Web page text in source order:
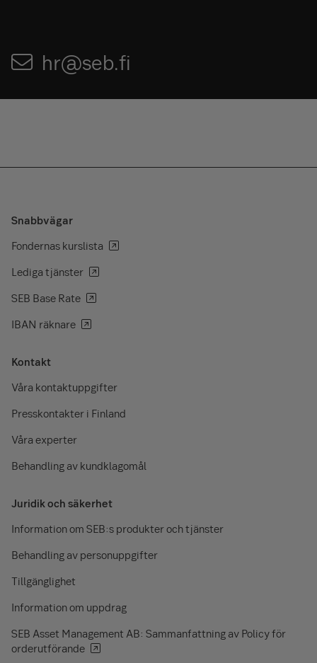
hr@seb.fi
Snabbvägar
Fondernas kurslista
Lediga tjänster
SEB Base Rate
IBAN räknare
Kontakt
Våra kontaktuppgifter
Presskontakter i Finland
Våra experter
Behandling av kundklagomål
Juridik och säkerhet
Information om SEB:s produkter och tjänster
Behandling av personuppgifter
Tillgänglighet
Information om uppdrag
SEB Asset Management AB: Sammanfattning av Policy för
orderutförande